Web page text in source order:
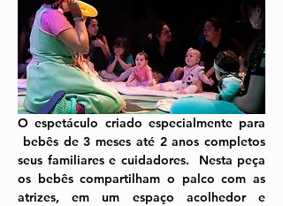
O espetáculo criado especialmente para
seus familiares e cuidadores.  Nesta peça
os bebês compartilham o palco com as
atrizes, em um espaço acolhedor e